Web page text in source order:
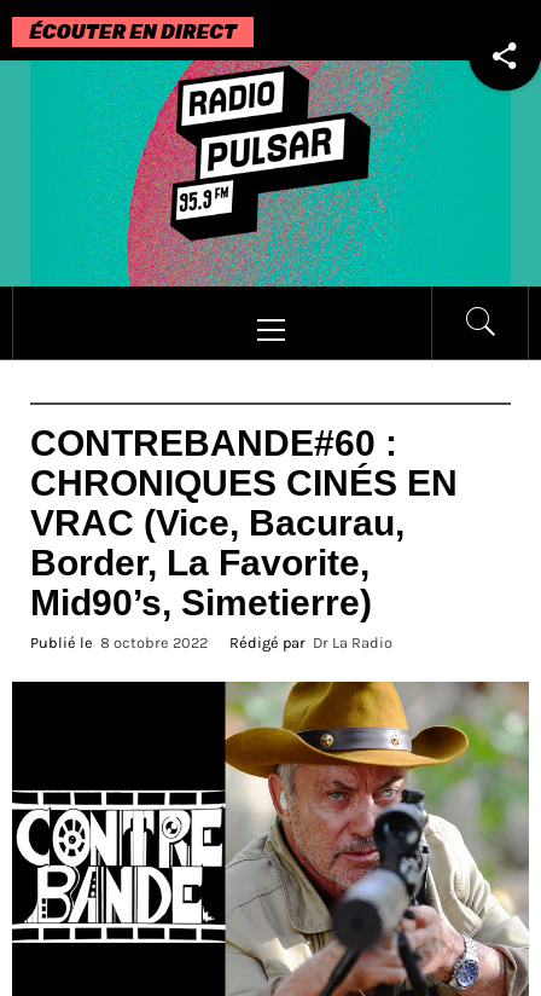
Passer
au
contenu
principal
CONTREBANDE#60 :
CHRONIQUES CINÉS EN
VRAC (Vice, Bacurau,
Border, La Favorite,
Mid90’s, Simetierre)
Publié le 8 octobre 2022 Rédigé par Dr La Radio